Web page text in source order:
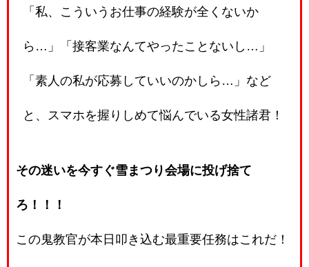
「私、こういうお仕事の経験が全くないか
ら…」「接客業なんてやったことないし…」
「素人の私が応募していいのかしら…」など
と、スマホを握りしめて悩んでいる女性諸君！
その迷いを今すぐ雪まつり会場に投げ捨て
ろ！！！
この鬼教官が本日叩き込む最重要任務はこれだ！